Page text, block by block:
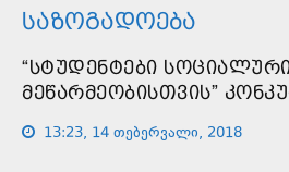
ᲡᲐᲖᲝᲒᲐᲓᲝᲔᲑᲐ
“ᲡᲢᲣᲓᲔᲜᲢᲔᲑᲘ
ᲛᲔᲬᲐᲠᲛᲔᲝᲑᲘᲡᲗᲕᲘᲡ”
13:23, 14 თებერვალი, 2018